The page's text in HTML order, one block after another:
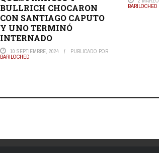
BULLRICH CHOCARON
CON SANTIAGO CAPUTO
Y UNO TERMINÓ
INTERNADO
10 SEPTIEMBRE, 2024 PUBLICADO POR
BARILOCHED
BARILOCHED